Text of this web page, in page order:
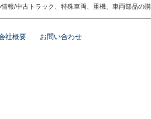
報/中古トラック、特殊車両、重機、車両部品の
社概要 お問い合わせ